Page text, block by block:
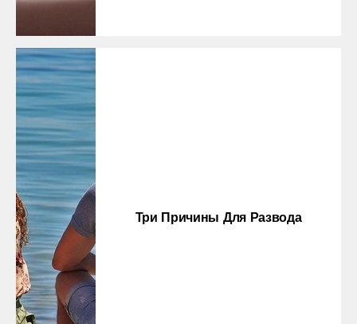
Три Причины Для Развода